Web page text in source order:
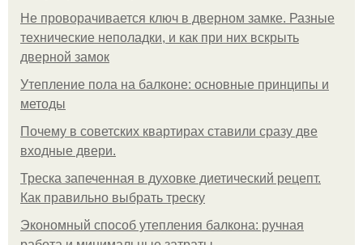
Не проворачивается ключ в дверном замке. Разные
технические неполадки, и как при них вскрыть
дверной замок
Утепление пола на балконе: основные принципы и
методы
Почему в советских квартирах ставили сразу две
входные двери.
Треска запеченная в духовке диетический рецепт.
Как правильно выбрать треску
Экономный способ утепления балкона: ручная